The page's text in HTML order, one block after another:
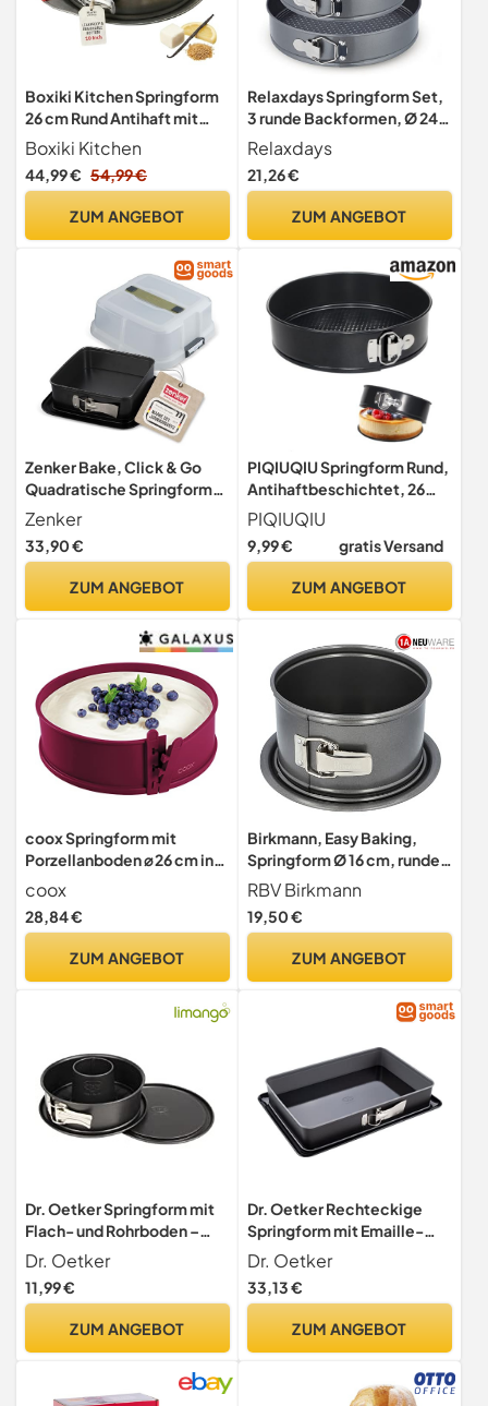
Boxiki Kitchen Springform
26 cm Rund Antihaft mit
Herausnehmbarem Boden,
Professionelle Kuchenform
aus Karbonstahl mit
Verschluss und
Boxiki Kitchen
44,99 € 54,99 €
ZUM ANGEBOT
Relaxdays Springform Set,
3 runde Backformen, Ø 24,
26, 28 cm, Edelstahl,
Antihaftbeschichtung,
Tortenform, anthrazit
Relaxdays
21,26 €
ZUM ANGEBOT
Zenker Bake, Click & Go
Quadratische Springform
mit Haube – 24 x 24 x 8 cm –
Backform mit passendem
Deckel für den direkten
zum Backen &
Zenker
33,90 €
ZUM ANGEBOT
PIQIUQIU Springform Rund,
Antihaftbeschichtet, 26
cm, Kohlenstoffstahl,
Spülmaschinenfest, für
Käsekuchen und Biskuit
PIQIUQIU
9,99 € gratis Versand
ZUM ANGEBOT
coox Springform mit
Porzellanboden ⌀ 26 cm in
direkt auf der
Porzellanplatte servieren
Umsetzen nötig
coox
28,84 €
ZUM ANGEBOT
Birkmann, Easy Baking,
Springform Ø 16 cm, runde
Kuchenform mit extra
hohem Rand und Marken-
Antihaftbeschichtung,
Jahre Garantie, 881655
RBV Birkmann
19,50 €
ZUM ANGEBOT
Dr. Oetker Springform mit
Flach- und Rohrboden –
Ø18 x 9,5 cm, Mit
Auslaufschutz &
Antihaftbeschichtung,
°C Made in Germany
Dr. Oetker
11,99 €
ZUM ANGEBOT
Dr. Oetker Rechteckige
Springform mit Emaille-
Servierboden, 38 cm,
Back-Idee – Antihaft-
Beschichtung, schnitt- &
hitzebeständig bis 230°C,
Dr. Oetker
33,13 €
ZUM ANGEBOT